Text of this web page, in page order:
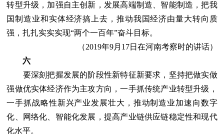
转型升级，加强自主创新，发展高端制造、智能制造，把我
国制造业和实体经济搞上去，推动我国经济由量大转向质
强，扎扎实实实现“两个一百年”奋斗目标。
（2019年9月17日在河南考察时的讲话）
六
要深刻把握发展的阶段性新特征新要求，坚持把做实做
强做优实体经济作为主攻方向，一手抓传统产业转型升级，
一手抓战略性新兴产业发展壮大，推动制造业加速向数字
化、网络化、智能化发展，提高产业链供应链稳定性和现代
化水平。